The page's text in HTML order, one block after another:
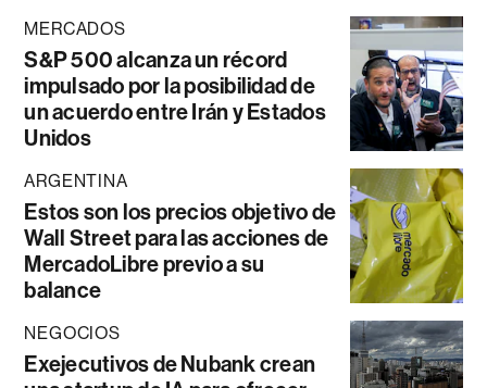
MERCADOS
S&P 500 alcanza un récord
impulsado por la posibilidad de
un acuerdo entre Irán y Estados
Unidos
ARGENTINA
Estos son los precios objetivo de
Wall Street para las acciones de
MercadoLibre previo a su
balance
NEGOCIOS
Exejecutivos de Nubank crean